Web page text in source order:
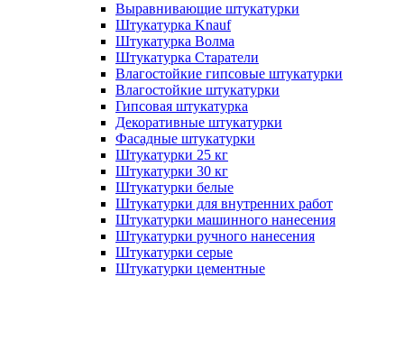
Выравнивающие штукатурки
Штукатурка Knauf
Штукатурка Волма
Штукатурка Старатели
Влагостойкие гипсовые штукатурки
Влагостойкие штукатурки
Гипсовая штукатурка
Декоративные штукатурки
Фасадные штукатурки
Штукатурки 25 кг
Штукатурки 30 кг
Штукатурки белые
Штукатурки для внутренних работ
Штукатурки машинного нанесения
Штукатурки ручного нанесения
Штукатурки серые
Штукатурки цементные